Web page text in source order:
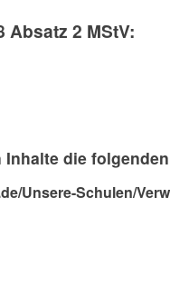
2 MStV:
die
Unsere-Schulen/